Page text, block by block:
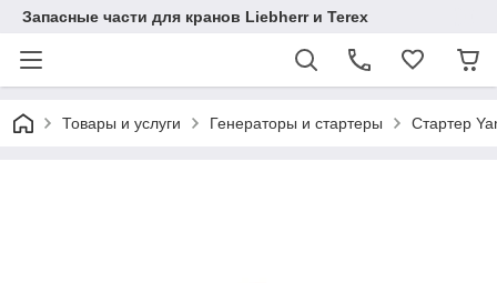
Запасные части для кранов Liebherr и Terex
Товары и услуги Генераторы и стартеры Стартер